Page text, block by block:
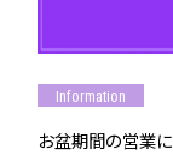
Information
お盆期間の営業